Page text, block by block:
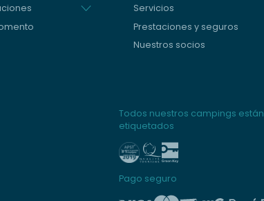
Servicios
Prestaciones y seguros
Nuestros socios
Todos nuestros campings están
etiquetados
Pago seguro